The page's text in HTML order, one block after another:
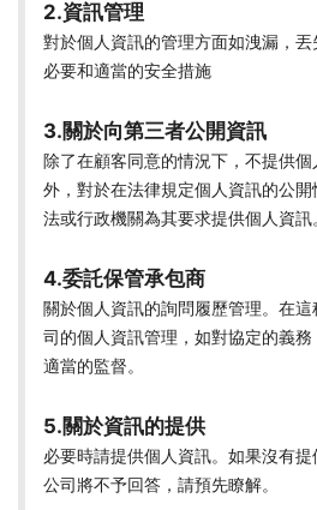
2.資訊管理
對於個人資訊的管理方面如洩漏，
必要和適當的安全措施
3.關於向第三者公開資訊
除了在顧客同意的情況下，不提供
外，對於在法律規定個人資訊的公
法或行政機關為其要求提供個人資訊
4.委託保管承包商
關於個人資訊的詢問履歷管理。在
司的個人資訊管理，如對協定的義
適當的監督。
5.關於資訊的提供
必要時請提供個人資訊。如果沒有
公司將不予回答，請預先瞭解。